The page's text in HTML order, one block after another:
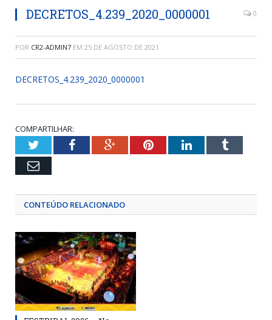
DECRETOS_4.239_2020_0000001 0
POR CR2-ADMIN7 EM 25 DE AGOSTO DE 2021
DECRETOS_4.239_2020_0000001
COMPARTILHAR:
TwitterFacebookGoogle+PinterestLinkedInTumblr
Email
CONTEÚDO RELACIONADO